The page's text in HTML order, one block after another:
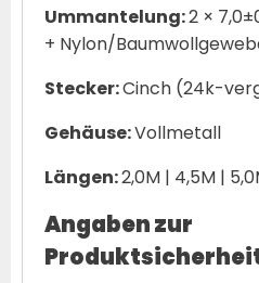
Ummantelung:2 ×
+ Nylon/
Stecker:Cinch (24k-
Gehäuse:Vollmetall
Längen:2,0M | 4,5M |
Angaben zur